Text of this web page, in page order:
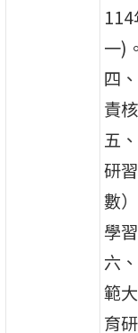
一)。
四
責
五
研
數
學
六
範
育